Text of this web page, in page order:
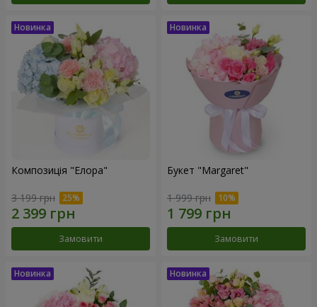
Композиція "Елора"
3 199 грн
Замовити
Букет "Margaret"
1 999 грн
Замовити